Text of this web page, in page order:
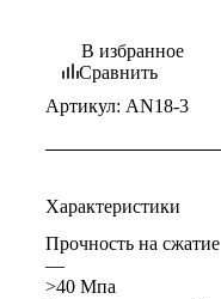
В избранное
Сравнить
Артикул: AN18-3
Характеристики
Прочность на сжатие
—
>40 Мпа